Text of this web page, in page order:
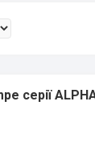
серії